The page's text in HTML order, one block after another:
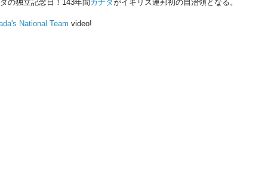
の独立記念日！143年間 カナダがイギリス連邦初の自治領となる。
National Team video!